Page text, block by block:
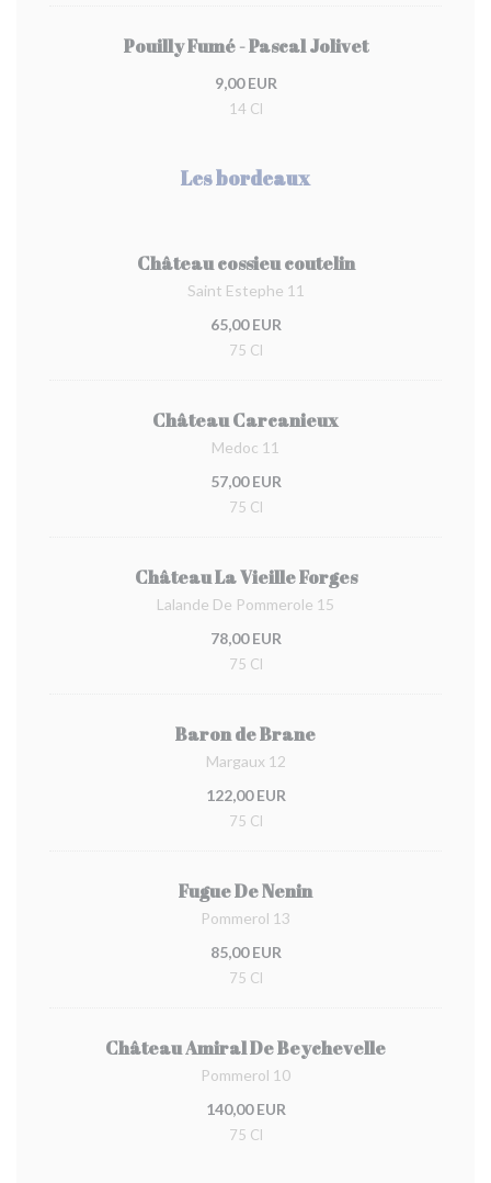
Pouilly Fumé - Pascal Jolivet
9,00 EUR
14 Cl
Les bordeaux
Château cossieu coutelin
Saint Estephe 11
65,00 EUR
75 Cl
Château Carcanieux
Medoc 11
57,00 EUR
75 Cl
Château La Vieille Forges
Lalande De Pommerole 15
78,00 EUR
75 Cl
Baron de Brane
Margaux 12
122,00 EUR
75 Cl
Fugue De Nenin
Pommerol 13
85,00 EUR
75 Cl
Château Amiral De Beychevelle
Pommerol 10
140,00 EUR
75 Cl